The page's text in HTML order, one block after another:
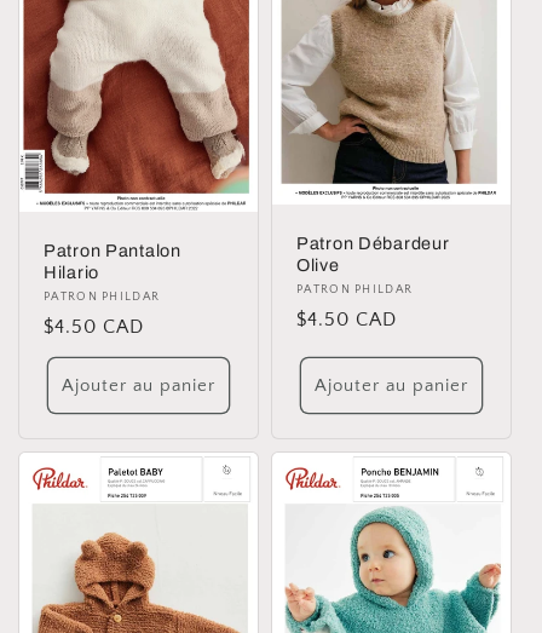
Patron Pantalon
Hilario
Distributeur :
PATRON PHILDAR
Prix
habituel
$4.50 CAD
Ajouter au panier
Patron Débardeur
Olive
Distributeur :
PATRON PHILDAR
Prix
$4.50 CAD
Ajouter au panier